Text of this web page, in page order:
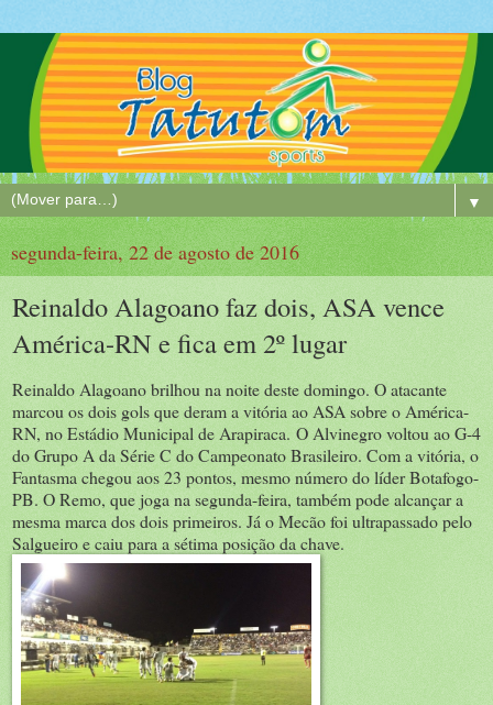
▼
segunda-feira, 22 de agosto de 2016
Reinaldo Alagoano faz dois, ASA vence
América-RN e fica em 2º lugar
Reinaldo Alagoano brilhou na noite deste domingo. O atacante
marcou os dois gols que deram a vitória ao ASA sobre o América-
RN, no Estádio Municipal de Arapiraca. O Alvinegro voltou ao G-4
do Grupo A da Série C do Campeonato Brasileiro. Com a vitória, o
Fantasma chegou aos 23 pontos, mesmo número do líder Botafogo-
PB. O Remo, que joga na segunda-feira, também pode alcançar a
mesma marca dos dois primeiros. Já o Mecão foi ultrapassado pelo
Salgueiro e caiu para a sétima posição da chave.